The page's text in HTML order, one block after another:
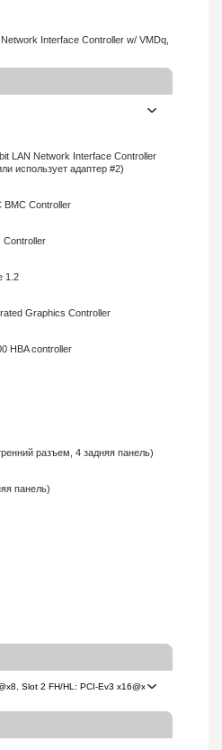
Interface Controller w/ VMDq,
LAN Network Interface Controller
использует адаптер #2)
BMC Controller
Controller
1.2
Graphics Controller
HBA controller
разъем, 4 задняя панель)
панель)